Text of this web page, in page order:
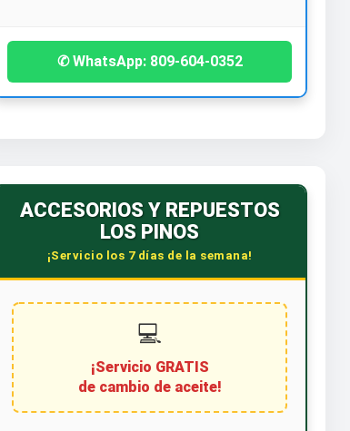
✆ WhatsApp: 809-604-0352
ACCESORIOS Y REPUESTOS
LOS PINOS
¡Servicio los 7 días de la semana!
💻
¡Servicio GRATIS
de cambio de aceite!